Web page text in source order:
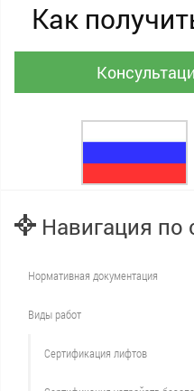
Как
Навигация по
Нормативная документация
Виды работ
Сертификация лифтов